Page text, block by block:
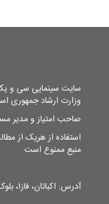
سایت سینمایی سی و
وزارت ارشاد جمهوری
صاحب امتیاز و مدیر
منبع ممنوع است
آدرس: اکباتان، فاز۱، بلوک ب۳، ورودی۲، شماره ۴۳